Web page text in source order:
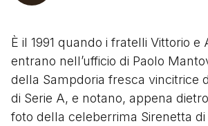
È il 1991 quando i fratelli Vittorio e
entrano nell’ufficio di Paolo
della Sampdoria fresca vincitrice
di Serie A, e notano, appena
foto della celeberrima Sirenetta